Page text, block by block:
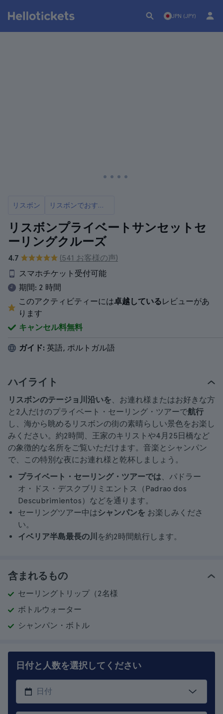
JPN (JPY)
リスボン リスボンでおすすめの観光クルーズ＆クルーズ8選
リスボンプライベートサンセットセ
ーリングクルーズ
4.7
(541 お客様の声)
スマホチケット受付可能
期間: 2 時間
このアクティビティーには卓越しているレビューがあ
ります
キャンセル料無料
ガイド: 英語, ポルトガル語
ハイライト
リスボンのテージョ川沿いを、お連れ様またはお好きな方
と2人だけのプライベート・セーリング・ツアーで航行
し、海から眺めるリスボンの街の素晴らしい景色をお楽し
みください。約2時間、王家のキリストや4月25日橋など
の象徴的な名所をご覧いただけます。音楽とシャンパン
で、この特別な夜にお連れ様と乾杯しましょう。
プライベート・セーリング・ツアーでは、パドラー
オ・ドス・デスクブリミエントス（Padrao dos
Descubrimientos）などを通ります。
セーリングツアー中は シャンパンを お楽しみくださ
い。
イベリア半島最長の川 を約2時間航行します。
含まれるもの
セーリングトリップ（2名様
ボトルウォーター
シャンパン・ボトル
日付と人数を選択してください